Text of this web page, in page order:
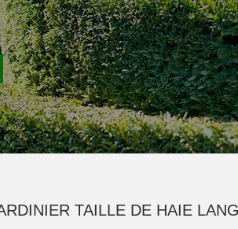
TAILLE DE HAIE